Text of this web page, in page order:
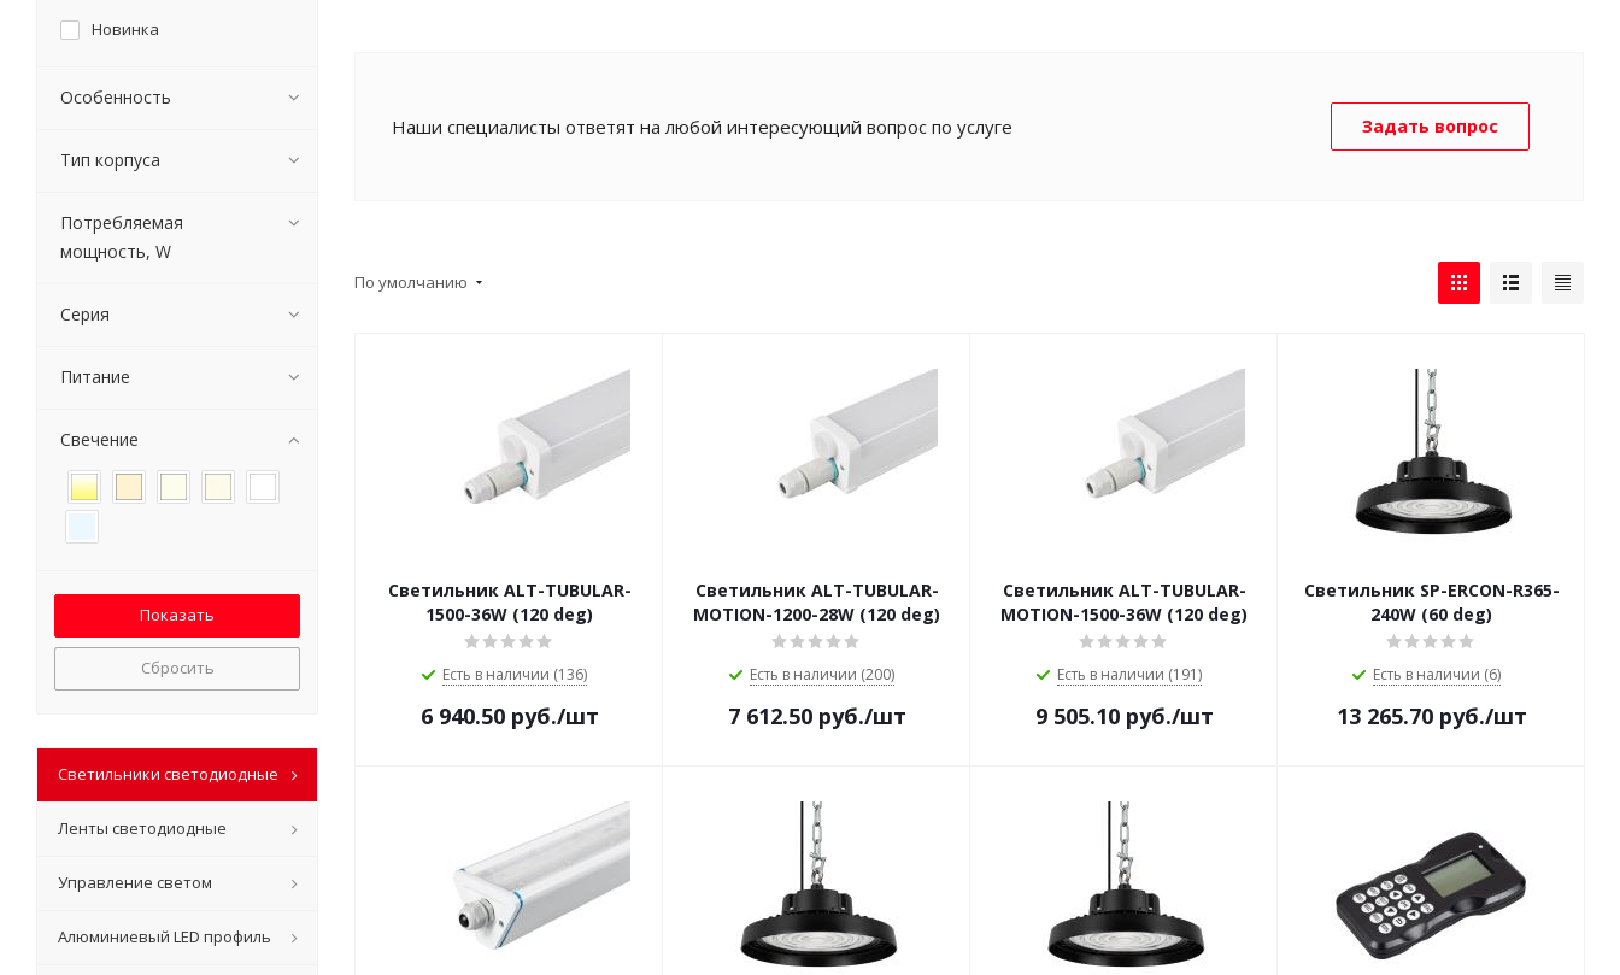
Наши специалисты ответят на любой интересующий вопрос по услуге Задать вопрос
По умолчанию
Светильник ALT-TUBULAR-
1500-36W (120 deg)
Есть в наличии (136)
6 940.50руб./шт
Светильник ALT-TUBULAR-
MOTION-1200-28W (120 deg)
Есть в наличии (200)
7 612.50руб./шт
Светильник ALT-TUBULAR-
MOTION-1500-36W (120 deg)
Есть в наличии (191)
9 505.10руб./шт
Светильник SP-ERCON-R365-
240W (60 deg)
Есть в наличии (6)
13 265.70руб./шт
Новинка
Особенность
Тип корпуса
Потребляемая
мощность, W
Серия
Питание
Свечение
Сбросить
Светильники светодиодные
Ленты светодиодные
Управление светом
Алюминиевый LED профиль